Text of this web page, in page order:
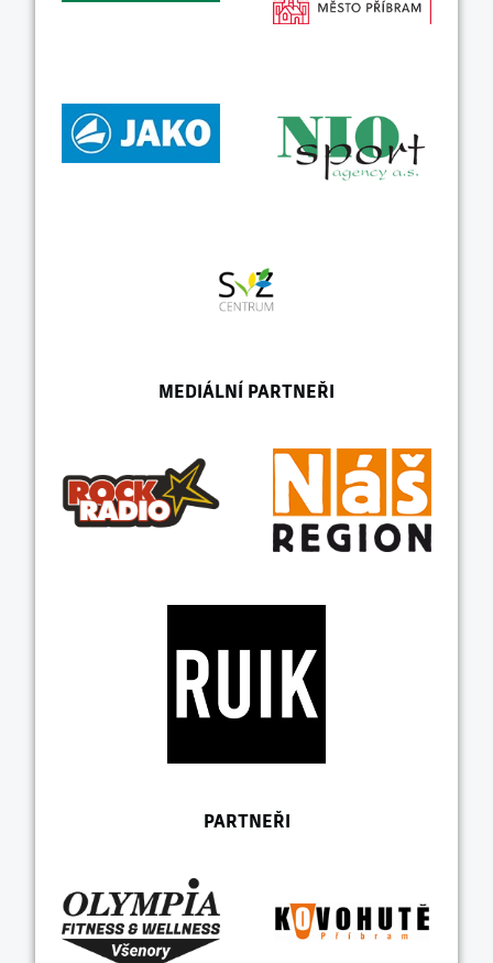
MEDIÁLNÍ PARTNEŘI
PARTNEŘI